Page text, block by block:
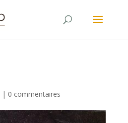
| 0 commentaires